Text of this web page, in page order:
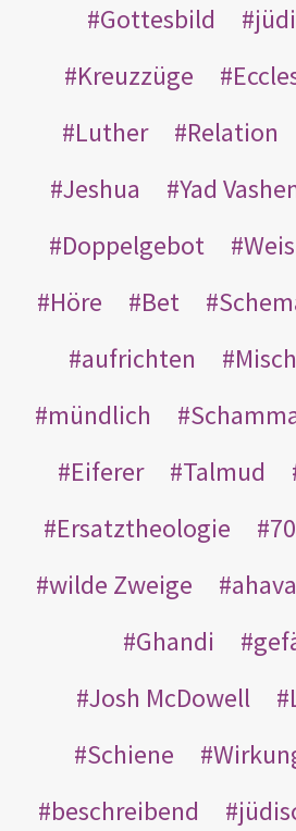
Gottesbild
Kreuzzüge
Luther
Relation
Jeshua
Yad
Doppelgebot
Höre
Bet
aufrichten
mündlich
Eiferer
Talmud
Ersatztheologie
70
wilde Zweige
ahava
Ghandi
Josh McDowell
Schiene
beschreibend